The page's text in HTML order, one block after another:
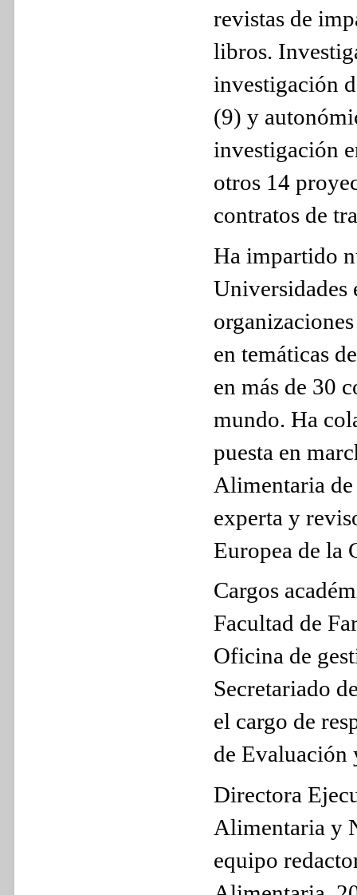
revistas de
libros.
investigación
(9) y
investigación
otros 14
contratos de
Ha impartido
Universidades
en temáticas
en más de 30
mundo. Ha
puesta en
Alimentaria
experta y
Europea de la
Cargos
Facultad de
Oficina de
Secretariado
el cargo de
de
Directora
Alimentaria y
equipo